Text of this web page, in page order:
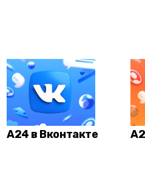
А24 в Вконтакте